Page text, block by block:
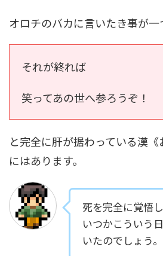
オロチのバカに言いたき事が一
それが終れば
笑ってあの世へ参ろうぞ！
と完全に肝が据わっている漢
にはあります。
死を完全に覚悟
いつかこういう
いたのでしょう。